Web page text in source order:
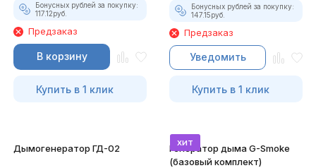
Бонусных рублей за покупку:
117.12руб.
Предзаказ
В корзину
Купить в 1 клик
Бонусных рублей за покупку:
147.15руб.
Предзаказ
Уведомить
Купить в 1 клик
Дымогенератор ГД-02
хит
Генератор дыма G-Smoke
(базовый комплект)